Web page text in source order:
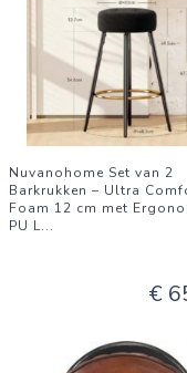
Nuvanohome Set van 2
Barkrukken – Ultra
Foam 12 cm met
PU L...
€